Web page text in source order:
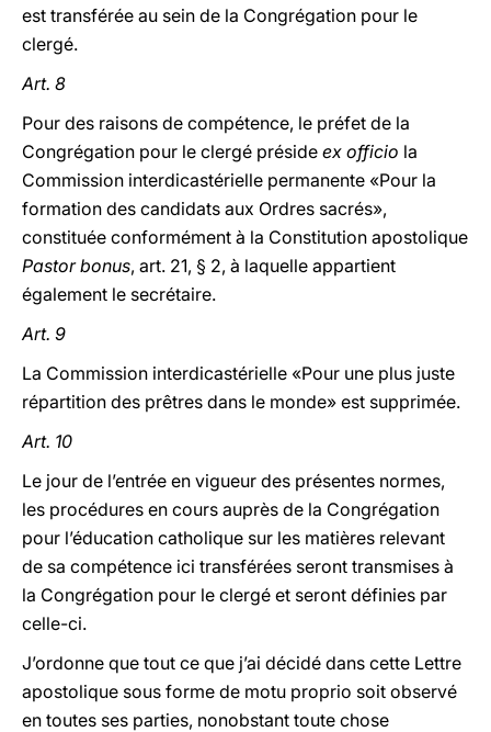
est transférée au sein de la Congrégation pour le
clergé.
Art. 8
Pour des raisons de compétence, le préfet de la
Congrégation pour le clergé préside ex officio la
Commission interdicastérielle permanente «Pour la
formation des candidats aux Ordres sacrés»,
constituée conformément à la Constitution apostolique
Pastor bonus, art. 21, § 2, à laquelle appartient
également le secrétaire.
Art. 9
La Commission interdicastérielle «Pour une plus juste
répartition des prêtres dans le monde» est supprimée.
Art. 10
Le jour de l’entrée en vigueur des présentes normes,
les procédures en cours auprès de la Congrégation
pour l’éducation catholique sur les matières relevant
de sa compétence ici transférées seront transmises à
la Congrégation pour le clergé et seront définies par
celle-ci.
J’ordonne que tout ce que j’ai décidé dans cette Lettre
apostolique sous forme de motu proprio soit observé
en toutes ses parties, nonobstant toute chose